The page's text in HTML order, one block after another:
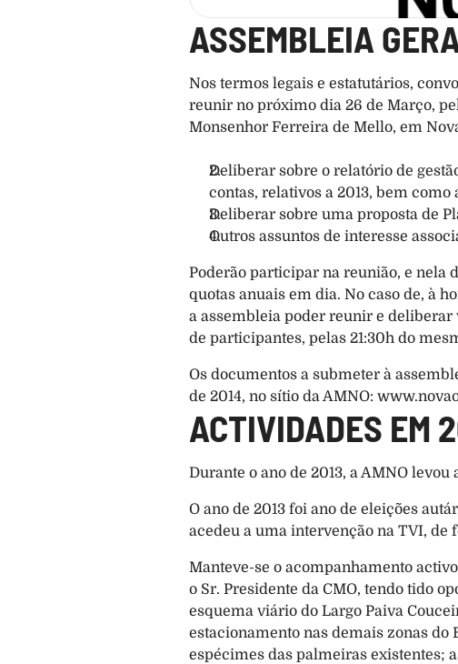
ASSEMBLEIA
Nos termos legais e estatutários,
reunir no próximo dia 26 de Março,
Monsenhor Ferreira de Mello, em
Deliberar sobre o relatório de
contas, relativos a 2013, bem
Deliberar sobre uma proposta de
Outros assuntos de interesse
Poderão participar na reunião, e nela
quotas anuais em dia. No caso de, à
a assembleia poder reunir e
de participantes, pelas 21:30h do
Os documentos a submeter à
de 2014, no sítio da AMNO:
ACTIVIDADES EM
Durante o ano de 2013, a AMNO
O ano de 2013 foi ano de eleições
acedeu a uma intervenção na TVI,
Manteve-se o acompanhamento
o Sr. Presidente da CMO, tendo tido
esquema viário do Largo Paiva
estacionamento nas demais zonas
espécimes das palmeiras existentes;